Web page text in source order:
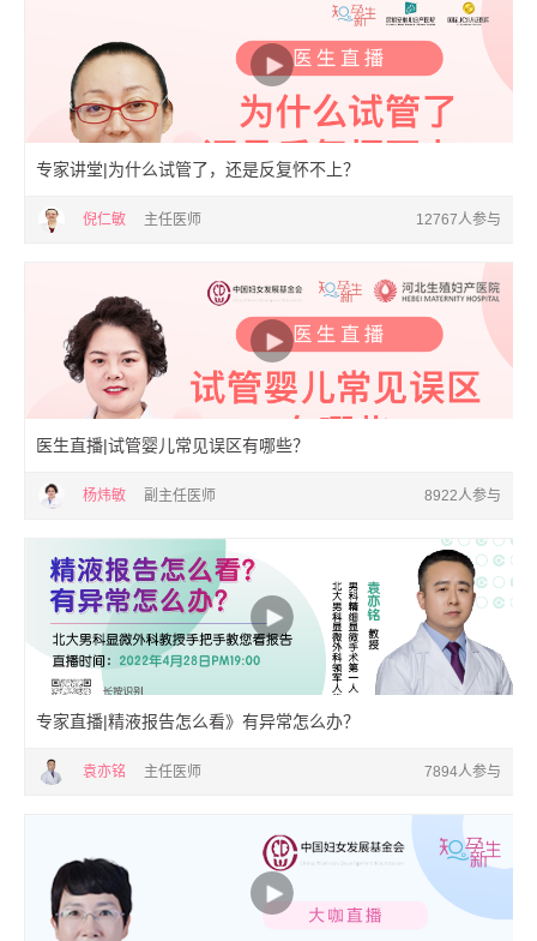
专家讲堂|为什么试管了，还是反复怀不上？
倪仁敏 主任医师 12767人参与
医生直播|试管婴儿常见误区有哪些？
杨炜敏 副主任医师 8922人参与
专家直播|精液报告怎么看》有异常怎么办？
袁亦铭 主任医师 7894人参与